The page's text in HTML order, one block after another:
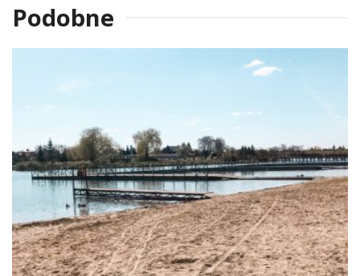
Podobne